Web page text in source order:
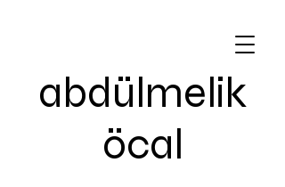
abdülmelik
öcal